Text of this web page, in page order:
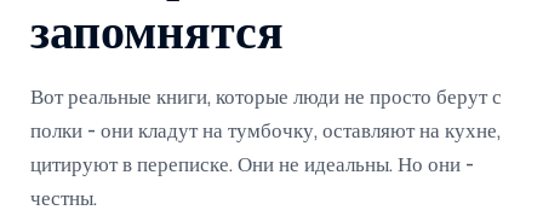
запомнятся
Вот реальные книги, которые люди не просто берут с
полки - они кладут на тумбочку, оставляют на кухне,
цитируют в переписке. Они не идеальны. Но они -
честны.